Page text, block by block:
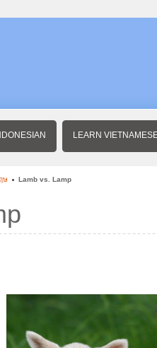
LEARN
ษ Lamb vs. Lamp